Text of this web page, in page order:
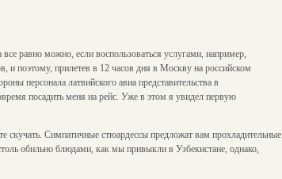
равно можно, если воспользоваться услугами, например,
и поэтому, прилетев в 12 часов дня в Москву на российском
персонала латвийского авиа представительства в
посадить меня на рейс. Уже в этом я увидел первую
скучать. Симпатичные стюардессы предложат вам прохладительные
обильно блюдами, как мы привыкли в Узбекистане, однако,